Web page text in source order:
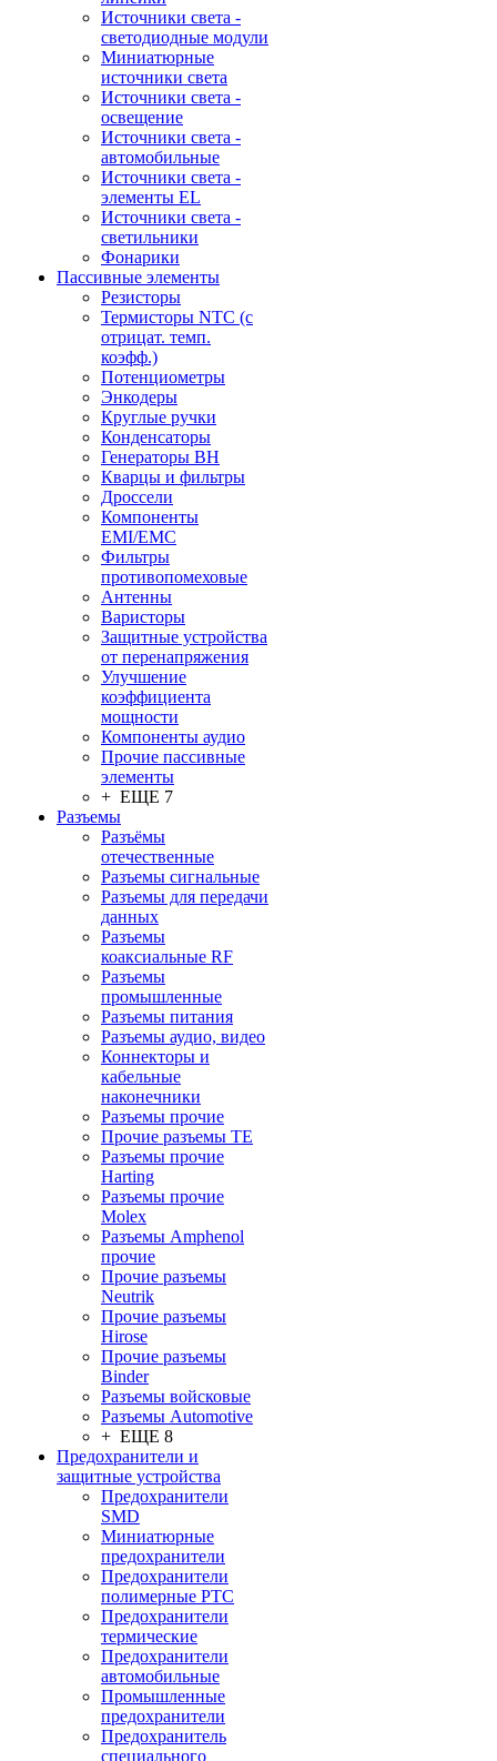
Источники света -
светодиодные модули
Миниатюрные
источники света
Источники света -
освещение
Источники света -
автомобильные
Источники света -
элементы EL
Источники света -
светильники
Фонарики
Пассивные элементы
Резисторы
Термисторы NTC (с
отрицат. темп.
коэфф.)
Потенциометры
Энкодеры
Круглые ручки
Конденсаторы
Генераторы ВН
Кварцы и фильтры
Дроссели
Компоненты
EMI/EMC
Фильтры
противопомеховые
Антенны
Варисторы
Защитные устройства
от перенапряжения
Улучшение
коэффициента
мощности
Компоненты аудио
Прочие пассивные
элементы
+ ЕЩЕ 7
Разъeмы
Разъёмы
отечественные
Разъeмы сигнальные
Разъeмы для передачи
данных
Разъeмы
коаксиальные RF
Разъeмы
промышленные
Разъeмы питания
Разъeмы аудио, видео
Коннекторы и
кабельные
наконечники
Разъeмы прочие
Прочие разъемы TE
Разъемы прочие
Harting
Разъемы прочие
Molex
Разъемы Amphenol
прочие
Прочие разъемы
Neutrik
Прочие разъемы
Hirose
Прочие разъемы
Binder
Разъемы войсковые
Разъeмы Automotive
+ ЕЩЕ 8
Предохранители и
защитные устройства
Предохранители
SMD
Миниатюрные
предохранители
Предохранители
полимерные PTC
Предохранители
термические
Предохранители
автомобильные
Промышленные
предохранители
Предохранитель
специального